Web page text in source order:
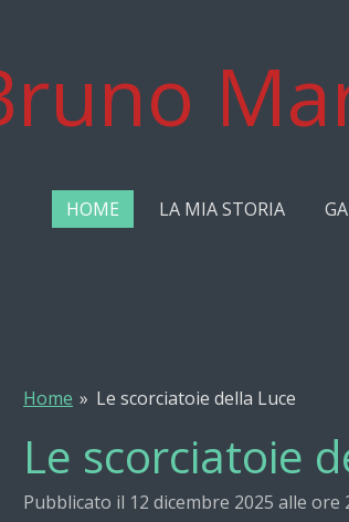
HOME LA MIA STORIA
Home » Le scorciatoie della Luce
Le scorciatoie
Pubblicato il 12 dicembre 2025 alle ore